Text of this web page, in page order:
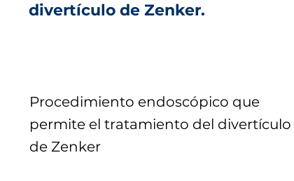
divertículo de Zenker.
Procedimiento endoscópico que
permite el tratamiento del divertículo
de Zenker